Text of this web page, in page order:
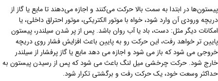
پیستون‌ها در ابتدا به سمت بالا حرکت می‌کنند و اجازه می‌دهند تا مایع یا گاز از
دریچه ورودی آن وارد شود، خواه با موتور الکتریکی، موتور احتراق داخلی، یا
امکانات دیگر مثل: دست، باد یا آب روان باشد. پس از پر شدن سیلندر، پیستون
پایین تر خواهد رفت، این حرکت رو به پایین باعث افزایش فشار روی دریچه
خروجی می شود که باز می شود و اجازه می دهد مایع یا گاز پرفشار از سیلندر
خارج شود. حرکت چرخشی میل لنگ باعث می شود که پس از رسیدن پیستون به
حداکثر وسعت خود، یک حرکت رفت و برگشتی تکرار شود.